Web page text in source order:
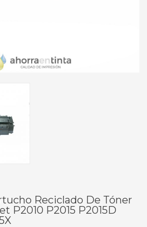
Reciclado De Tóner
P2010 P2015 P2015D